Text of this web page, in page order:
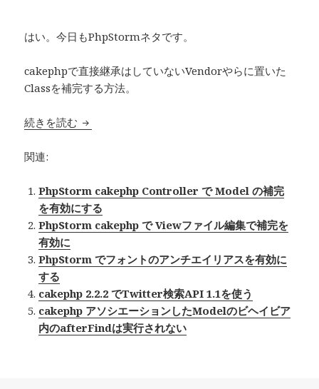
はい。今日もPhpStormネタです。
cakephpで直接継承はしていないVendorやらに置いた
Classを補完する方法。
続きを読む PhpStorm cakephp Vendorに設定したclassの
関連:
PhpStorm cakephp Controller で Model の補完
を有効にする
PhpStorm cakephp で Viewファイル編集で補完を
有効に
PhpStorm でフォントのアンチエイリアスを有効に
する
cakephp 2.2.2 でTwitter検索API 1.1を使う
cakephp アソシエーションしたModelのビヘイビア
内のafterFindは実行されない